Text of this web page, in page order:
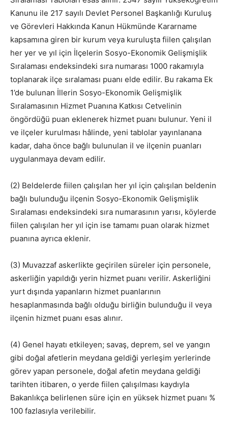
Kanunu ile 217 sayılı Devlet Personel Başkanlığı Kuruluş
ve Görevleri Hakkında Kanun Hükmünde Kararname
kapsamına giren bir kurum veya kuruluşta fiilen çalışılan
her yer ve yıl için İlçelerin Sosyo-Ekonomik Gelişmişlik
Sıralaması endeksindeki sıra numarası 1000 rakamıyla
toplanarak ilçe sıralaması puanı elde edilir. Bu rakama Ek
1’de bulunan İllerin Sosyo-Ekonomik Gelişmişlik
Sıralamasının Hizmet Puanına Katkısı Cetvelinin
öngördüğü puan eklenerek hizmet puanı bulunur. Yeni il
ve ilçeler kurulması hâlinde, yeni tablolar yayınlanana
kadar, daha önce bağlı bulunulan il ve ilçenin puanları
uygulanmaya devam edilir.
(2) Beldelerde fiilen çalışılan her yıl için çalışılan beldenin
bağlı bulunduğu ilçenin Sosyo-Ekonomik Gelişmişlik
Sıralaması endeksindeki sıra numarasının yarısı, köylerde
fiilen çalışılan her yıl için ise tamamı puan olarak hizmet
puanına ayrıca eklenir.
(3) Muvazzaf askerlikte geçirilen süreler için personele,
askerliğin yapıldığı yerin hizmet puanı verilir. Askerliğini
yurt dışında yapanların hizmet puanlarının
hesaplanmasında bağlı olduğu birliğin bulunduğu il veya
ilçenin hizmet puanı esas alınır.
(4) Genel hayatı etkileyen; savaş, deprem, sel ve yangın
gibi doğal afetlerin meydana geldiği yerleşim yerlerinde
görev yapan personele, doğal afetin meydana geldiği
tarihten itibaren, o yerde fiilen çalışılması kaydıyla
Bakanlıkça belirlenen süre için en yüksek hizmet puanı %
100 fazlasıyla verilebilir.